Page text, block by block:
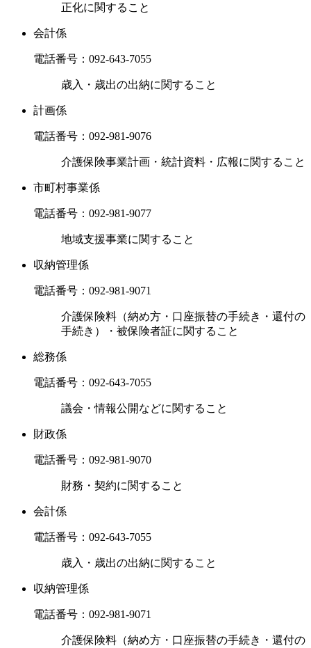
正化に関すること
会計係
電話番号： 092-643-7055
歳入・歳出の出納に関すること
計画係
電話番号： 092-981-9076
介護保険事業計画・統計資料・広報に関すること
市町村事業係
電話番号： 092-981-9077
地域支援事業に関すること
収納管理係
電話番号： 092-981-9071
介護保険料（納め方・口座振替の手続き・還付の
手続き）・被保険者証に関すること
総務係
電話番号： 092-643-7055
議会・情報公開などに関すること
財政係
電話番号： 092-981-9070
財務・契約に関すること
会計係
電話番号： 092-643-7055
歳入・歳出の出納に関すること
収納管理係
電話番号： 092-981-9071
介護保険料（納め方・口座振替の手続き・還付の